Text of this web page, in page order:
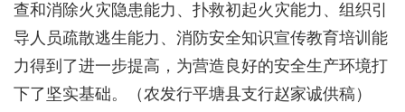
查和消除火灾隐患能力、扑救初起火灾能力、组织引
导人员疏散逃生能力、消防安全知识宣传教育培训能
力得到了进一步提高，为营造良好的安全生产环境打
下了坚实基础。
（农发行平塘县支行赵家诚供稿）